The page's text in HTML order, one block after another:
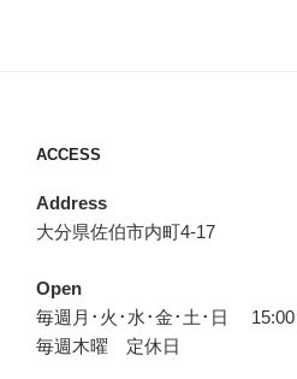
ACCESS
Address
大分県佐伯市内町4-17
Open
毎週月･火･水･金･土･日 15:00
毎週木曜 定休日